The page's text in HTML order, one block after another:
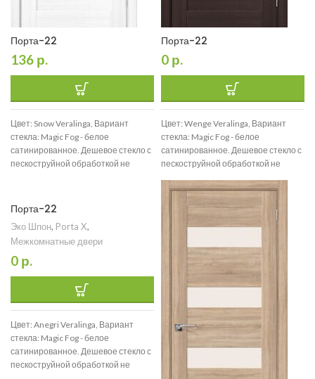
Порта-22
136 р.
Цвет: Snow Veralinga, Вариант
стекла: Magic Fog - белое
сатинированное. Дешевое стекло с
пескоструйной обработкой не
Порта-22
0 р.
Цвет: Wenge Veralinga, Вариант
стекла: Magic Fog - белое
сатинированное. Дешевое стекло с
пескоструйной обработкой не
Порта-22
Эко Шпон, Porta X,
Межкомнатные двери
0 р.
Цвет: Anegri Veralinga, Вариант
стекла: Magic Fog - белое
сатинированное. Дешевое стекло с
пескоструйной обработкой не